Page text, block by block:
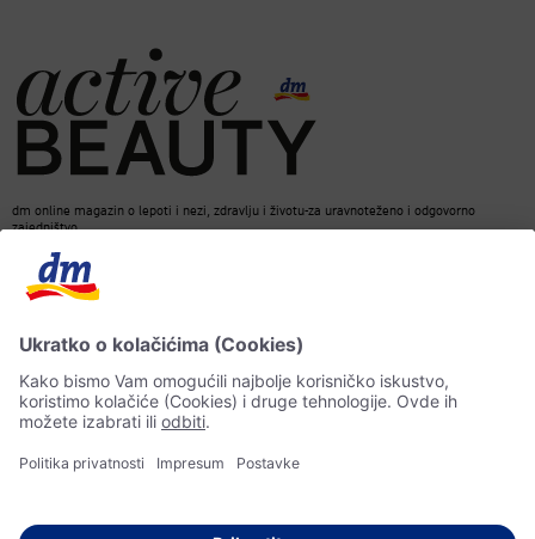
dm online magazin o lepoti i nezi, zdravlju i životu-za uravnoteženo i odgovorno
zajedništvo.